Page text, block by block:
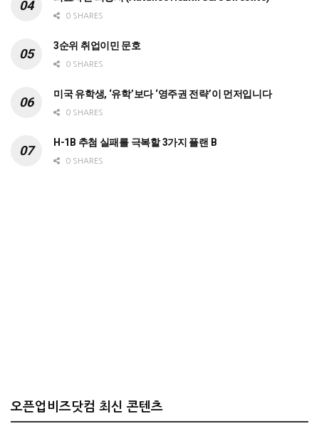
0 SHARES
3순위 취업이민 문호
0 SHARES
미국 유학생, ‘유학’보다 ‘영주권 전략’이 먼저입니다
0 SHARES
H-1B 추첨 실패를 극복할 3가지 플랜 B
0 SHARES
오픈업비즈닷컴 최신 콘텐츠